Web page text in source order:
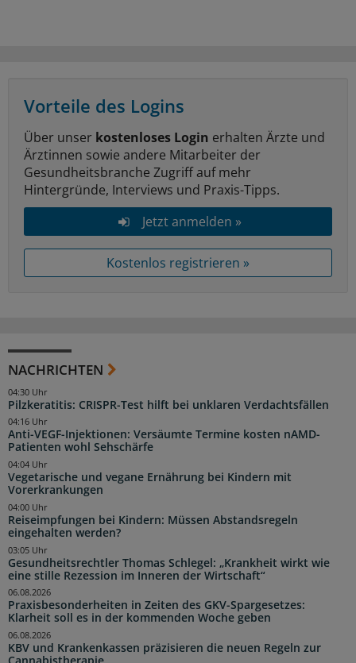
Vorteile des Logins
Über unser kostenloses Login erhalten Ärzte und
Ärztinnen sowie andere Mitarbeiter der
Gesundheitsbranche Zugriff auf mehr
Hintergründe, Interviews und Praxis-Tipps.
Jetzt anmelden »
Kostenlos registrieren »
NACHRICHTEN
Pilzkeratitis: CRISPR-Test hilft bei unklaren Verdachtsfällen
04:30 Uhr
Anti-VEGF-Injektionen: Versäumte Termine kosten nAMD-
Patienten wohl Sehschärfe
04:16 Uhr
Vegetarische und vegane Ernährung bei Kindern mit
Vorerkrankungen
04:04 Uhr
Reiseimpfungen bei Kindern: Müssen Abstandsregeln
eingehalten werden?
04:00 Uhr
Gesundheitsrechtler Thomas Schlegel: „Krankheit wirkt wie
eine stille Rezession im Inneren der Wirtschaft“
03:05 Uhr
Praxisbesonderheiten in Zeiten des GKV-Spargesetzes:
Klarheit soll es in der kommenden Woche geben
06.08.2026
KBV und Krankenkassen präzisieren die neuen Regeln zur
06.08.2026